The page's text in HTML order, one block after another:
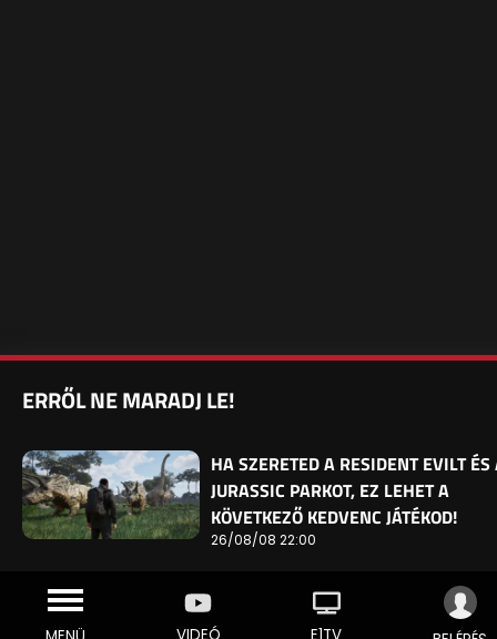
VIDEÓ E1TV
ERRŐL NE MARADJ LE!
HA SZERETED A RESIDENT EVILT ÉS
JURASSIC PARKOT, EZ LEHET A
KÖVETKEZŐ KEDVENC JÁTÉKOD!
26/08/08 22:00